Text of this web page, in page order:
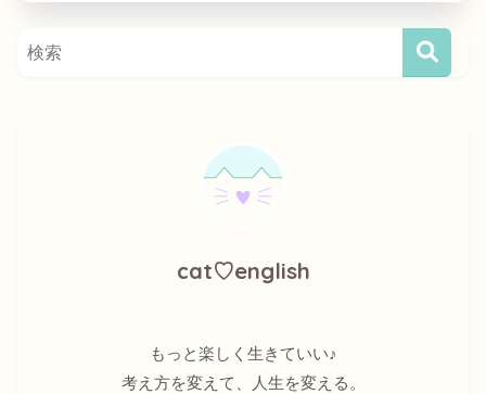
cat♡english
もっと楽しく生きていい♪
考え方を変えて、人生を変える。